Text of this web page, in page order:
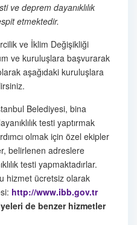
ve deprem dayanıklılık
etmektedir.
ve İklim Değişikliği
ve kuruluşlara başvurarak
aşağıdaki kuruluşlara
Belediyesi, bina
testi yaptırmak
olmak için özel ekipler
belirlenen adreslere
testi yapmaktadırlar.
hizmet ücretsiz olarak
http://www.ibb.gov.tr
de benzer hizmetler